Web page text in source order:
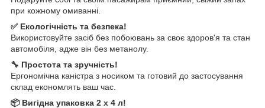
при кожному омиванні.
✅ Екологічність та безпека!
Використовуйте засіб без побоювань за своє здоров'я та стан
автомобіля, адже він без метанолу.
🔧 Простота та зручність!
Ергономічна каністра з носиком та готовий до застосування
склад економлять ваш час.
📦 Вигідна упаковка 2 x 4 л!